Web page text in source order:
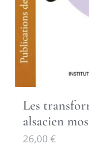
Les
alsacien
26,00 €